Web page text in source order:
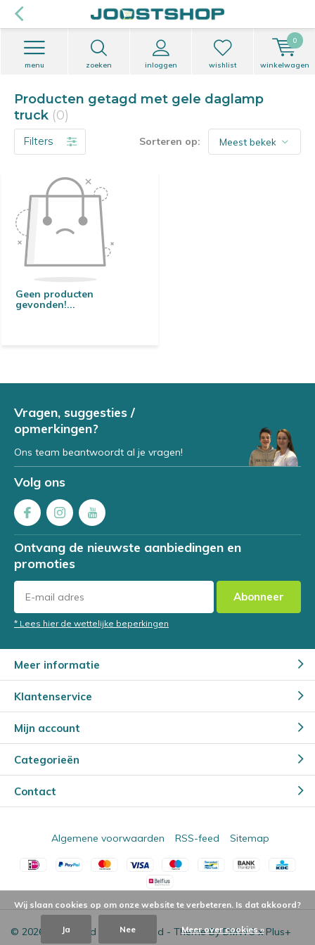
zoeken inloggen
menu wishlist winkelwagen
0
Producten getagd met gele daglamp
truck (0)
Filters Sorteren op:
Geen producten
gevonden!...
Vragen, suggesties /
opmerkingen?
Ons team beantwoordt al je vragen!
Volg ons
Ontvang de nieuwste aanbiedingen en
promoties
Abonneer
* Lees hier de wettelijke beperkingen
Meer informatie
Klantenservice
Mijn account
Categorieën
Contact
© 2026 - Powered by Lightspeed - Theme ByDMWSxPlus+
Algemene voorwaarden RSS-feed Sitemap
Wij slaan cookies op om onze website te verbeteren. Is dat akkoord?
Ja Nee Meer over cookies »